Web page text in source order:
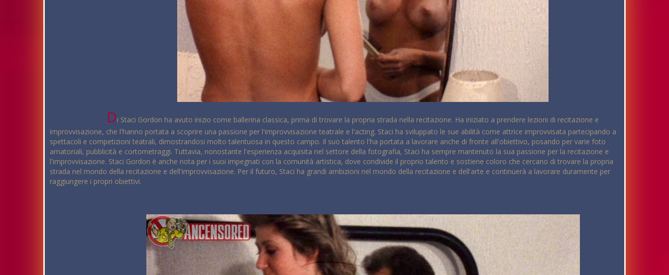
Di Staci Gordon ha avuto inizio come ballerina classica, prima di trovare la propria strada nella recitazione. Ha iniziato a prendere lezioni di recitazione e
improvvisazione, che l'hanno portata a scoprire una passione per l'improvvisazione teatrale e l'acting. Staci ha sviluppato le sue abilità come attrice improvvisata partecipando a
spettacoli e competizioni teatrali, dimostrandosi molto talentuosa in questo campo. Il suo talento l'ha portata a lavorare anche di fronte all'obiettivo, posando per varie foto
amatoriali, pubblicità e cortometraggi. Tuttavia, nonostante l'esperienza acquisita nel settore della fotografia, Staci ha sempre mantenuto la sua passione per la recitazione e
l'improvvisazione. Staci Gordon è anche nota per i suoi impegnati con la comunità artistica, dove condivide il proprio talento e sostiene coloro che cercano di trovare la propria
strada nel mondo della recitazione e dell'improvvisazione. Per il futuro, Staci ha grandi ambizioni nel mondo della recitazione e dell'arte e continuerà a lavorare duramente per
raggiungere i propri obiettivi.